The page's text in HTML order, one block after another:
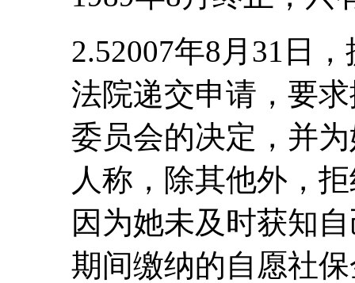
2.52007年8月31日
法院递交申请，要
委员会的决定，并
人称，除其他外，
因为她未及时获知
期间缴纳的自愿社